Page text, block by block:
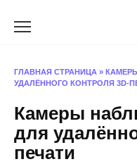
ГЛАВНАЯ СТРАНИЦА »
УДАЛЁННОГО КОНТРОЛЯ 3D-
Камеры
для
печати